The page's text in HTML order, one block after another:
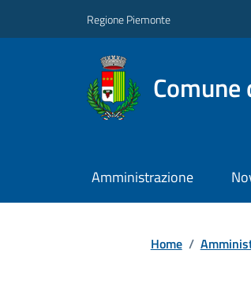
Regione Piemonte
Amministrazione
Home /